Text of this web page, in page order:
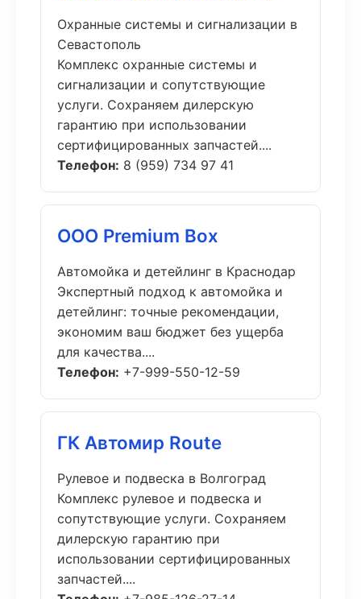
Охранные системы и сигнализации в
Севастополь
Комплекс охранные системы и
сигнализации и сопутствующие
услуги. Сохраняем дилерскую
гарантию при использовании
сертифицированных запчастей....
Телефон: 8 (959) 734 97 41
ООО Premium Box
Автомойка и детейлинг в Краснодар
Экспертный подход к автомойка и
детейлинг: точные рекомендации,
экономим ваш бюджет без ущерба
для качества....
Телефон: +7-999-550-12-59
ГК Автомир Route
Рулевое и подвеска в Волгоград
Комплекс рулевое и подвеска и
сопутствующие услуги. Сохраняем
дилерскую гарантию при
использовании сертифицированных
запчастей....